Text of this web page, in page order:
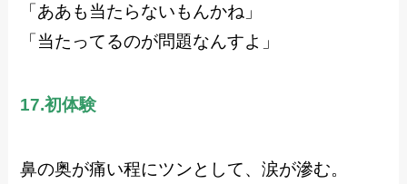
「ああも当たらないもんかね」
「当たってるのが問題なんすよ」
17.初体験
鼻の奥が痛い程にツンとして、涙が滲む。